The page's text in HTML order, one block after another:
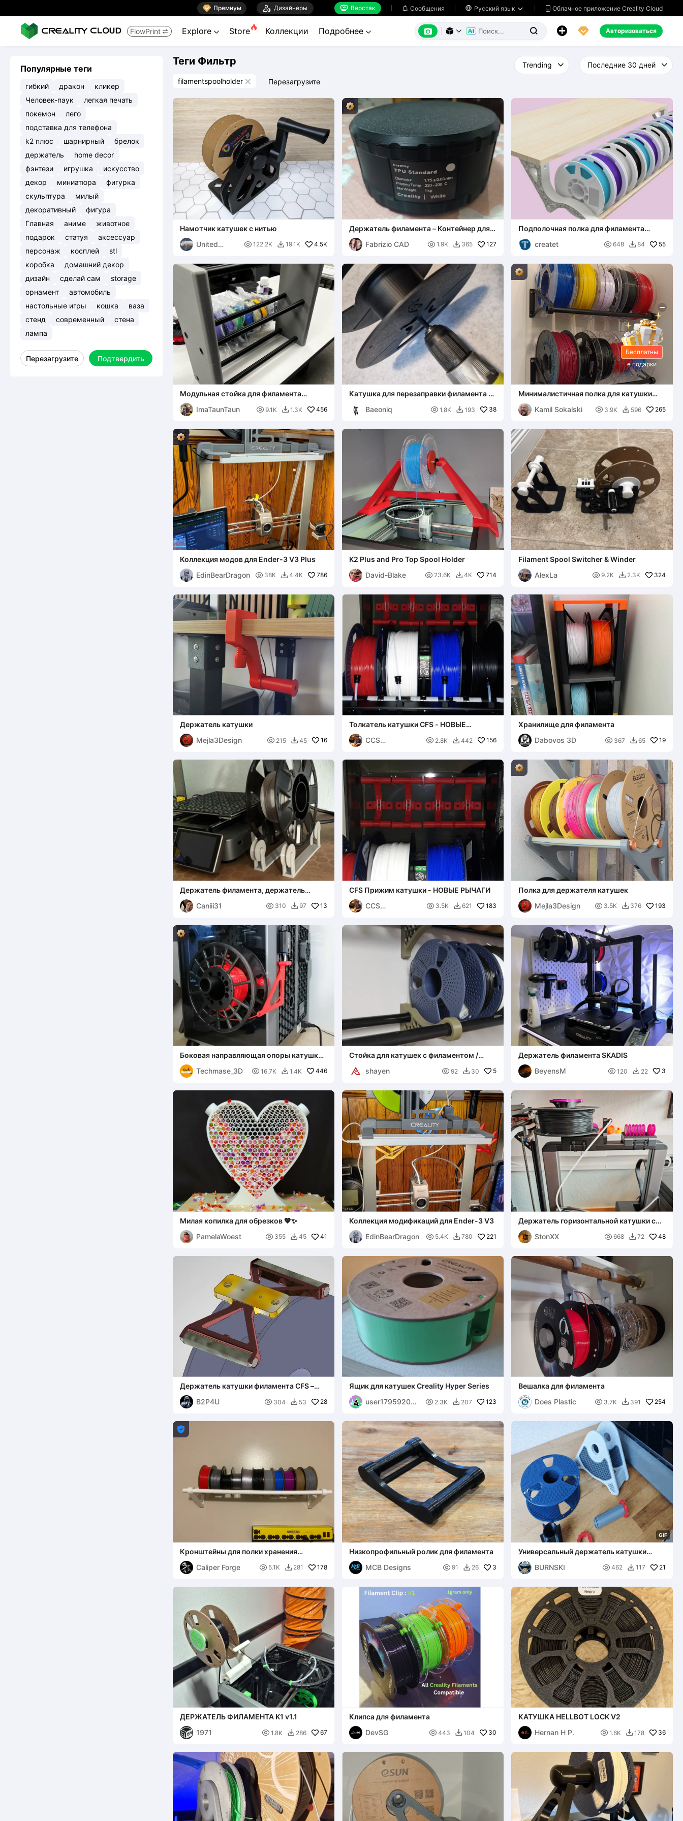
 Премиум  Дизайнеры  Верстак  Сообщения  Русский язык   Облачное приложение Creality Cloud
FlowPrint  Explore  Store Коллекции Подробнее        Авторизоваться
Популярные теги
гибкий дракон
кликер
Человек-паук
легкая печать
покемон
лего
подставка для телефона
k2 плюс
шарнирный
брелок
держатель
home decor
фэнтези
игрушка
искусство
декор
миниатюра
фигурка
скульптура
милый
декоративный
фигура
Главная
аниме
животное
подарок
статуя
аксессуар
персонаж
косплей
stl
коробка
домашний декор
дизайн
сделай сам
storage
орнамент
автомобиль
настольные игры
кошка
ваза
стенд
современный
стена
лампа
Перезагрузите Подтвердить
Теги Фильтр
filamentspoolholder  Перезагрузите
Намотчик катушек с нитью
United
 122.2K  19.1K 4.5K
Держатель филамента – Контейнер для
катушки
Fabrizio CAD
 1.9K  365 127
Подполочная полка для филамента
createt
 648  84 55
Модульная стойка для филамента
[Полностью печатаемая, выдерживает
более 14 кг]
ImaTaunTaun  9.1K  1.3K 456
Катушка для перезаправки филамента и
Baeoniq
 1.8K  193 38
Минималистичная полка для катушки
(труба 16 мм)
Kamil Sokalski
 3.9K  596 265
Коллекция модов для Ender-3 V3 Plus
EdinBearDragon
 38K  4.4K 786
K2 Plus and Pro Top Spool Holder
David-Blake
 23.6K  4K 714
Filament Spool Switcher & Winder
AlexLa
 9.2K  2.3K 324
Держатель катушки
Mejla3Design
 215  45 16
Толкатель катушки CFS - НОВЫЕ
РЫЧАГИ
CCS
 2.8K  442 156
Хранилище для филамента
Dabovos 3D
 367  65 19
Держатель филамента, держатель
катушки 1 кг 300 г 250 г
Caniii31
 310  97 13
CFS Прижим катушки - НОВЫЕ РЫЧАГИ
CCS
 3.5K  621 183
Полка для держателя катушек
Mejla3Design
 3.5K  376 193
Боковая направляющая опоры катушки
с филаментом Creality K1C
Techmase_3D
 16.7K  1.4K 446
Стойка для катушек с филаментом /
shayen
 92  30 5
Держатель филамента SKADIS
BeyensM
 120  22 3
Милая копилка для обрезков 💖✨
PamelaWoest
 355  45 41
Коллекция модификаций для Ender-3 V3
EdinBearDragon
 5.4K  780 221
Держатель горизонтальной катушки с
филаментом для Creality Hi
StonXX
 668  72 48
Держатель катушки филамента CFS –
модульная система
B2P4U
 304  53 28
Ящик для катушек Creality Hyper Series
user179592059
 2.3K  207 123
Вешалка для филамента
Does Plastic
 3.7K  391 254

Кронштейны для полки хранения
филамента
Caliper Forge
 5.1K  281 178
Низкопрофильный ролик для филамента
MCB Designs
 91  26 3
GIF
Универсальный держатель катушки
филамента с классным настенным
креплением
BURNSKI  462  117 21
ДЕРЖАТЕЛЬ ФИЛАМЕНТА K1 v1.1
1971
 1.8K  286 67
Клипса для филамента
DevSG
 443  104 30
КАТУШКА HELLBOT LOCK V2
Hernan H P.
 1.6K  178 36
Бесплатны
е подарки